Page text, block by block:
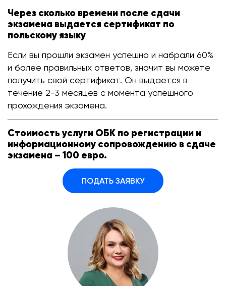
Через сколько времени после сдачи
экзамена выдается сертификат по
польскому языку
Если вы прошли экзамен успешно и набрали 60%
и более правильных ответов, значит вы можете
получить свой сертификат. Он выдается в
течение 2-3 месяцев с момента успешного
прохождения экзамена.
Стоимость услуги ОБК по регистрации и
информационному сопровождению в сдаче
экзамена – 100 евро.
ПОДАТЬ ЗАЯВКУ